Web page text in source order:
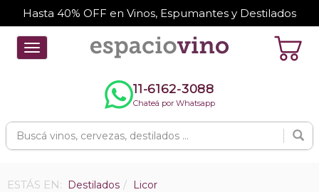
Hasta 40% OFF en Vinos, Espumantes y Destilados
Toggle
navigation
11-6162-3088
Chateá por Whatsapp
ESTÁS EN: Destilados
Licor